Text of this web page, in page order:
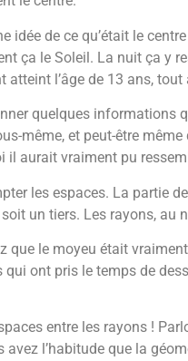
idée de ce qu’était le
ça le Soleil. La nuit ça y
l’âge de 13 ans,
quelques informations
même, et peut-être
il aurait vraiment pu
les espaces. La partie
un tiers. Les rayons,
que le moyeu était
qui ont pris le temps de
entre les rayons !
l’habitude que la